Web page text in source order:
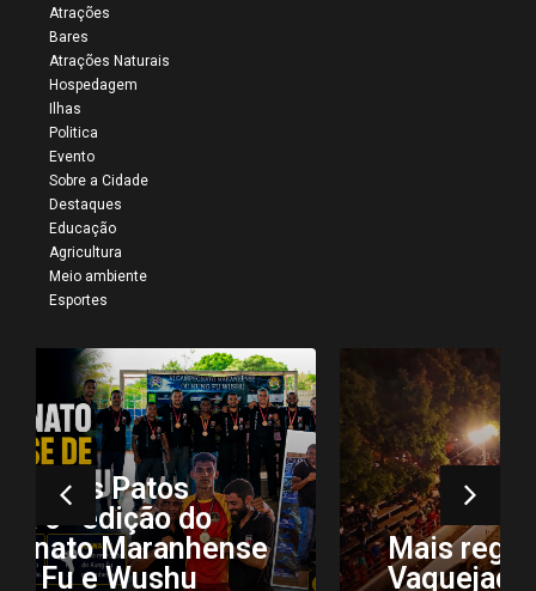
Atrações
Bares
Atrações Naturais
Hospedagem
Ilhas
Politica
Evento
Sobre a Cidade
Destaques
Educação
Agricultura
Meio ambiente
Esportes
Mais registros da 34ª
Vaquejada de Colinas